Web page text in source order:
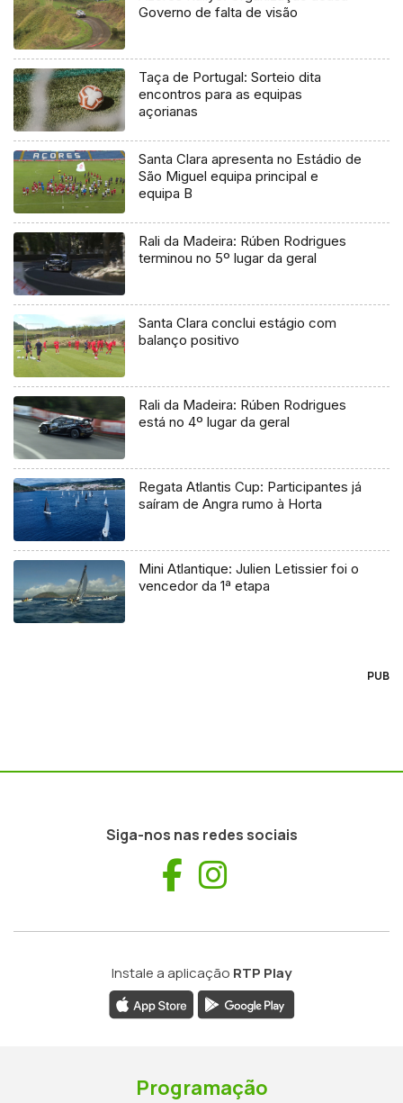
Governo de falta de visão
Taça de Portugal: Sorteio dita
encontros para as equipas
açorianas
Santa Clara apresenta no Estádio de
São Miguel equipa principal e
equipa B
Rali da Madeira: Rúben Rodrigues
terminou no 5º lugar da geral
Santa Clara conclui estágio com
balanço positivo
Rali da Madeira: Rúben Rodrigues
está no 4º lugar da geral
Regata Atlantis Cup: Participantes já
saíram de Angra rumo à Horta
Mini Atlantique: Julien Letissier foi o
vencedor da 1ª etapa
PUB
Siga-nos nas redes sociais
Facebook
Instale a aplicação RTP Play
Programação